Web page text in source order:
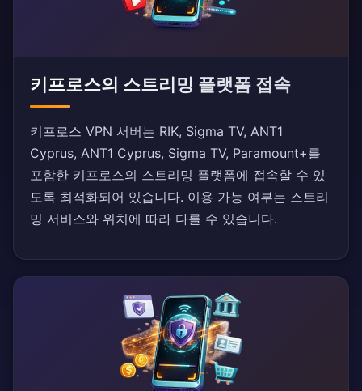
키프로스의 스트리밍 플랫폼 접속
키프로스 VPN 서버는 RIK, Sigma TV, ANT1
Cyprus, ANT1 Cyprus, Sigma TV, Paramount+를
포함한 키프로스의 스트리밍 플랫폼에 접속할 수 있
도록 최적화되어 있습니다. 이용 가능 여부는 스트리
밍 서비스와 위치에 따라 다를 수 있습니다.